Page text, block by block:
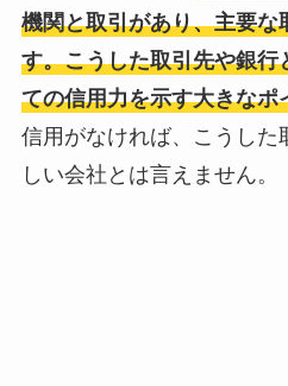
機関と取引があり、主要な
す。こうした取引先や銀行
ての信用力を示す大きなポ
信用がなければ、こうした
しい会社とは言えません。